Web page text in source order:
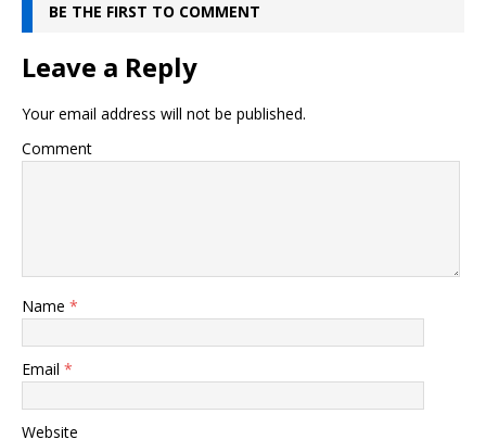
BE THE FIRST TO COMMENT
Leave a Reply
Your email address will not be published.
Comment
Name *
Email *
Website